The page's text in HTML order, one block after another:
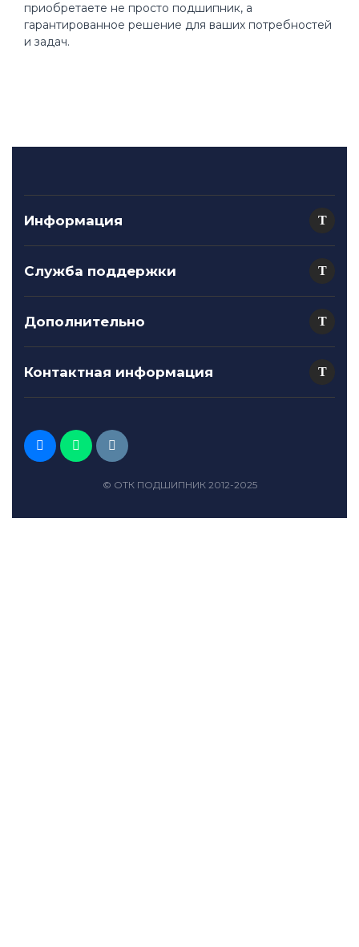
приобретаете не просто подшипник, а
гарантированное решение для ваших потребностей
и задач.
Информация
Служба поддержки
Дополнительно
Контактная информация
© ОТК ПОДШИПНИК 2012-2025